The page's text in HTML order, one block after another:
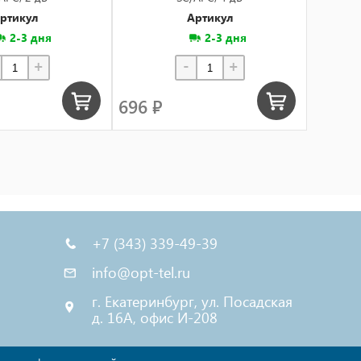
2-3 дня
+
Артикул
2-3 дня
- +
696 ₽
+7 (343) 339-49-39
info@opt-tel.ru
г. Екатеринбург, ул. Посадская
д. 16А, офис И-208